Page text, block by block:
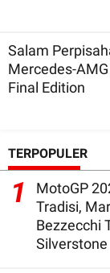
Salam
Mercedes-
Final Edition
TERPOPULER
1
MotoGP
Tradisi,
Bezzecchi
Silverstone